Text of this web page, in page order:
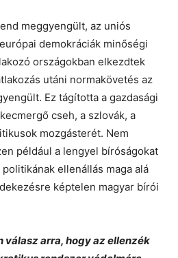
meggyengült, az uniós
demokráciák minőségi
országokban elkezdtek
utáni normakövetés az
Ez tágította a gazdasági
cseh, a szlovák, a
mozgásterét. Nem
például a lengyel bíróságokat
ellenállás maga alá
képtelen magyar bírói
válasz arra, hogy az ellenzék